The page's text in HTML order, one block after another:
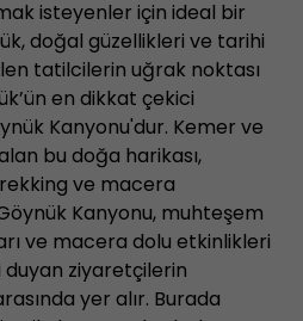
isteyenler için ideal bir
doğal güzellikleri ve tarihi
tatilcilerin uğrak noktası
en dikkat çekici
Kanyonu'dur. Kemer ve
bu doğa harikası,
ve macera
Kanyonu, muhteşem
ve macera dolu etkinlikleri
duyan ziyaretçilerin
yer alır. Burada